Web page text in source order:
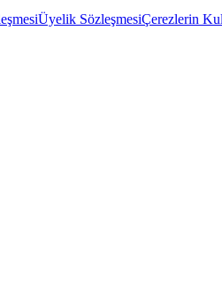
Üyelik SözleşmesiÇerezlerin